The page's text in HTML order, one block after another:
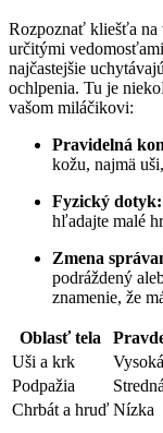
Rozpoznať‌ kliešťa ​na
určitými
najčastejšie
ochlpenia.⁤ Tu je
vašom miláčikovi:
Pravidelná
kožu, najmä
Fyzický‌ dotyk:
hľadajte malé
Zmena
⁣podráždený
znamenie, že
Oblasť tela
Uši a krk
Vysoká
Podpažia
Stredná
Chrbát ⁣a hruď Nízka